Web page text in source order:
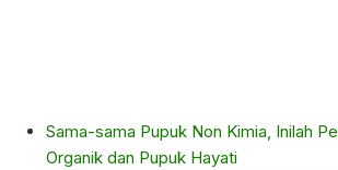
Sama-sama Pupuk Non Kimia, Inilah
Organik dan Pupuk Hayati